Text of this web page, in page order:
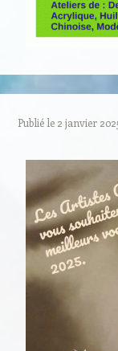
Publié le 2 janvier